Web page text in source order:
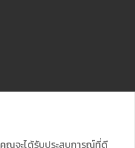
คุณจะได้รับประสบการณ์ที่ดี